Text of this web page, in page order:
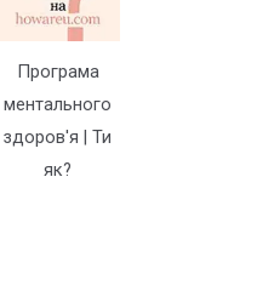
Програма
ментального
здоров'я | Ти
як?